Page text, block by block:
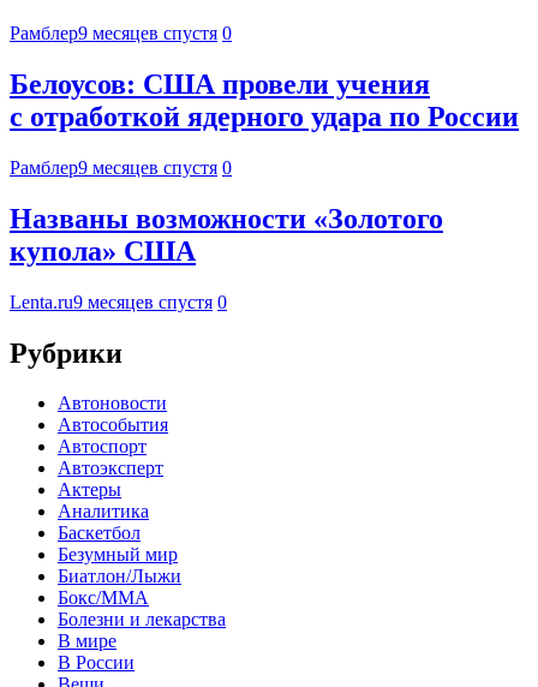
Рамблер9 месяцев спустя 0
Белоусов: США провели учения
с отработкой ядерного удара по России
Рамблер9 месяцев спустя 0
Названы возможности «Золотого
купола» США
Lenta.ru9 месяцев спустя 0
Рубрики
Автоновости
Автособытия
Автоспорт
Автоэксперт
Актеры
Аналитика
Баскетбол
Безумный мир
Биатлон/Лыжи
Бокс/MMA
Болезни и лекарства
В мире
В России